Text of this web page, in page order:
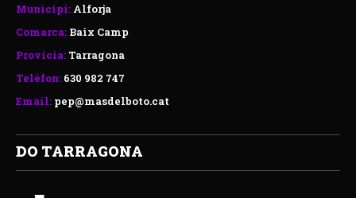
Municipi: Alforja
Comarca: Baix Camp
Provicia: Tarragona
Telèfon: 630 982 747
Email: pep@masdelboto.cat
DO TARRAGONA